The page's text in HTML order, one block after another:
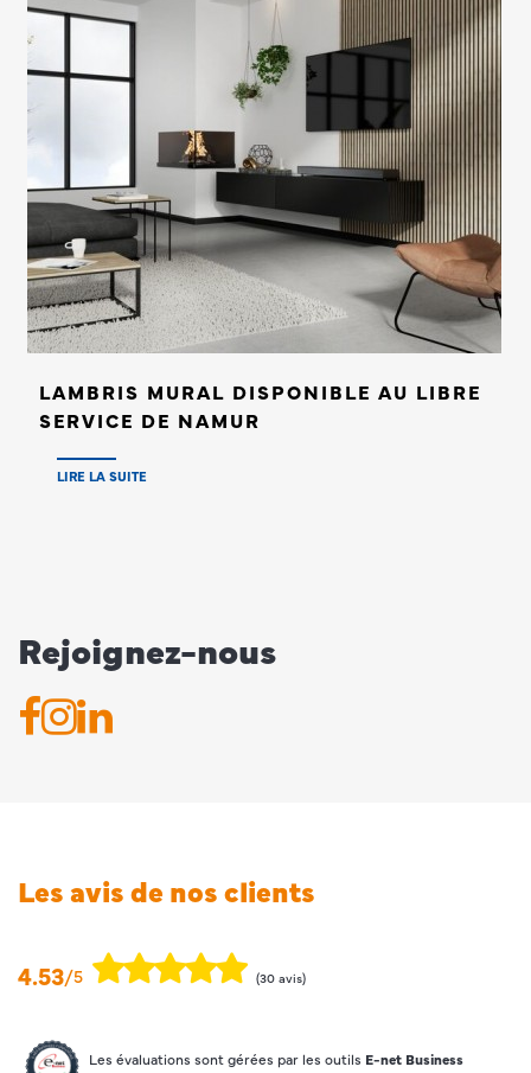
LAMBRIS MURAL DISPONIBLE AU LIBRE
SERVICE DE NAMUR
LIRE LA SUITE
Rejoignez-nous
Les avis de nos clients
4.53/5 (30 avis)
Les évaluations sont gérées par les outils E-net Business